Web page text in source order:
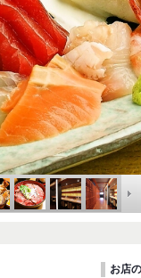
お店